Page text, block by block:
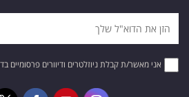
אני מאשר/ת קבלת ניוזלטרים ודיוורים פרסומיים